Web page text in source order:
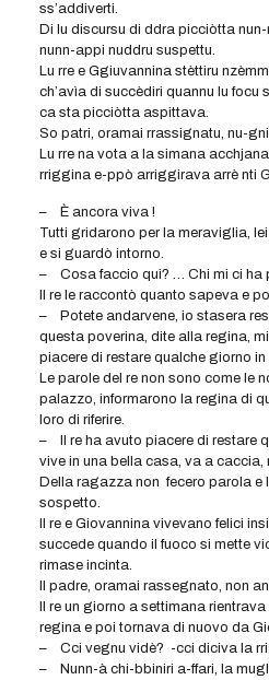
ss’addiverti.
Di lu discursu di ddra picciòtta
nunn-appi nuddru suspettu.
Lu rre e Ggiuvannina stèttiru
ch’avìa di succèdiri quannu lu focu
ca sta picciòtta aspittava.
So patri, oramai rrassignatu, nu-
Lu rre na vota a la simana
rriggina e-ppò arriggirava arrè nti
– È ancora viva !
Tutti gridarono per la meraviglia,
e si guardò intorno.
– Cosa faccio qui? … Chi mi ci ha
Il re le raccontò quanto sapeva e
– Potete andarvene, io stasera
questa poverina, dite alla regina,
piacere di restare qualche giorno in
Le parole del re non sono come le
palazzo, informarono la regina di
loro di riferire.
– Il re ha avuto piacere di restare
vive in una bella casa, va a caccia,
Della ragazza non fecero parola e
sospetto.
Il re e Giovannina vivevano felici
succede quando il fuoco si mette
rimase incinta.
Il padre, oramai rassegnato, non
Il re un giorno a settimana
regina e poi tornava di nuovo da
– Cci vegnu vidè? -cci diciva la
– Nunn-à chi-bbiniri a-ffari, la